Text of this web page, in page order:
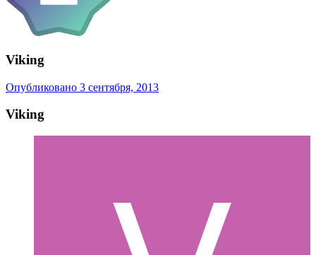
Viking
Опубликовано 3 сентября, 2013
Viking